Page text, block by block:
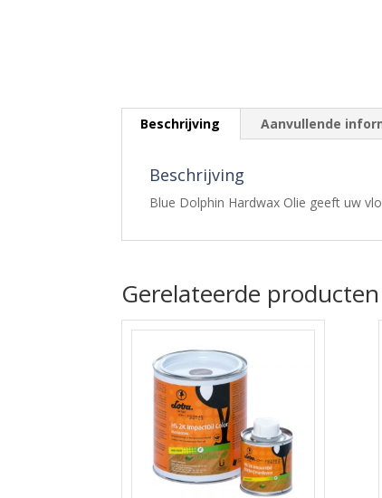
Beschrijving Aanvullende
Beschrijving
Blue Dolphin Hardwax Olie geeft uw
Gerelateerde producten